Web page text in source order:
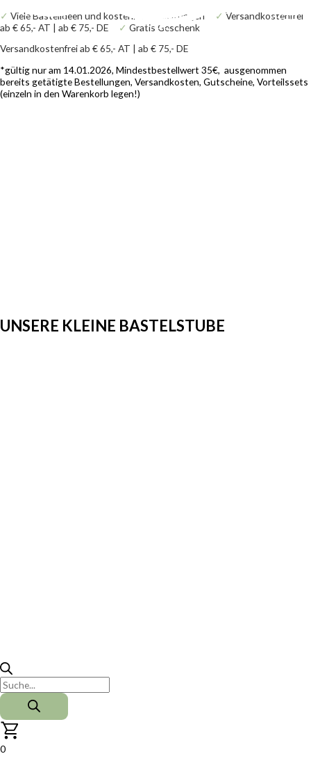
Inhalt
springen
✓ Viele Bastelideen und kostenlose Anleitungen ✓ Versandkostenfrei
ab € 65,- AT | ab € 75,- DE
✓ Gratis Geschenk
Versandkostenfrei ab € 65,- AT | ab € 75,- DE
*gültig nur am 14.01.2026, Mindestbestellwert 35€, ausgenommen
bereits getätigte Bestellungen, Versandkosten, Gutscheine, Vorteilssets
(einzeln in den Warenkorb legen!)
UNSERE KLEINE BASTELSTUBE
search
0
search
Kleeblatt
Mini